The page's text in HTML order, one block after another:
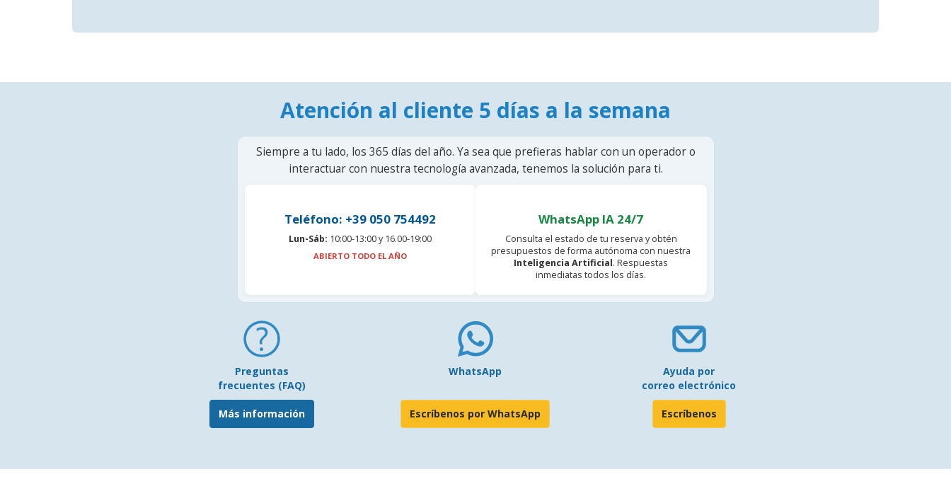
Atención al cliente 5 días a la semana
Siempre a tu lado, los 365 días del año. Ya sea que prefieras hablar con un operador o
interactuar con nuestra tecnología avanzada, tenemos la solución para ti.
Teléfono: +39 050 754492
Lun-Sáb: 10:00-13:00 y 16.00-19:00
ABIERTO TODO EL AÑO
WhatsApp IA 24/7
Consulta el estado de tu reserva y obtén
presupuestos de forma autónoma con nuestra
Inteligencia Artificial. Respuestas
inmediatas todos los días.
Preguntas
frecuentes (FAQ)
Más información
WhatsApp
Escríbenos por WhatsApp
Ayuda por
correo electrónico
Escríbenos